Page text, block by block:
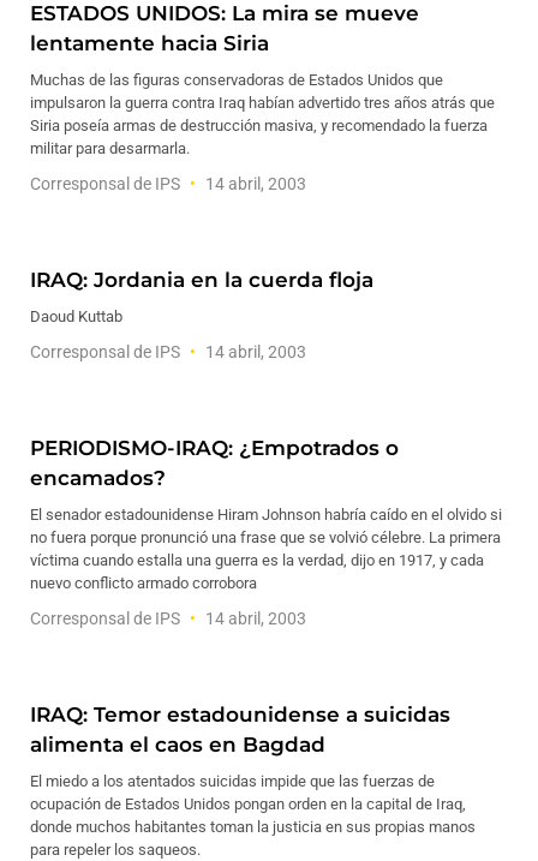
ESTADOS UNIDOS: La mira se mueve
lentamente hacia Siria
Muchas de las figuras conservadoras de Estados Unidos que
impulsaron la guerra contra Iraq habían advertido tres años atrás que
Siria poseía armas de destrucción masiva, y recomendado la fuerza
militar para desarmarla.
Corresponsal de IPS 14 abril, 2003
IRAQ: Jordania en la cuerda floja
Daoud Kuttab
Corresponsal de IPS 14 abril, 2003
PERIODISMO-IRAQ: ¿Empotrados o
encamados?
El senador estadounidense Hiram Johnson habría caído en el olvido si
no fuera porque pronunció una frase que se volvió célebre. La primera
víctima cuando estalla una guerra es la verdad, dijo en 1917, y cada
nuevo conflicto armado corrobora
Corresponsal de IPS 14 abril, 2003
IRAQ: Temor estadounidense a suicidas
alimenta el caos en Bagdad
El miedo a los atentados suicidas impide que las fuerzas de
ocupación de Estados Unidos pongan orden en la capital de Iraq,
donde muchos habitantes toman la justicia en sus propias manos
para repeler los saqueos.